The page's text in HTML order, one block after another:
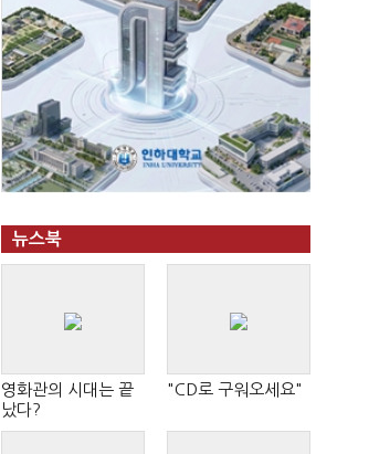
뉴스북
영화관의 시대는 끝
났다?
"CD로 구워오세요"